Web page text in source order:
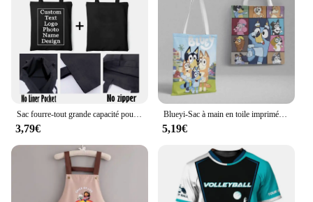
Sac fourre-tout grande capacité pour dames, impression personnalisée, nom, logo, image, shopping, poudres, mariage, cadeau de retour
3,79€
Blueyi-Sac à main en toile imprimé dessin animé pour enfants, grande capacité, sac à main pour enfants, cadeaux de Noël Kawaii, garçons et filles, nouveau
5,19€